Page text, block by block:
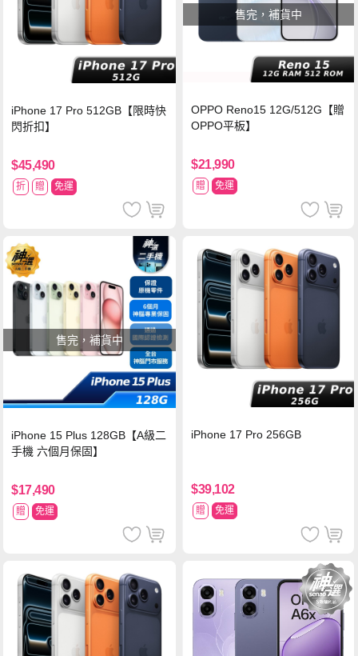
iPhone 17 Pro 512GB【限時快
閃折扣】
$45,490
折 贈 免運
售完，補貨中
OPPO Reno15 12G/512G【贈
OPPO平板】
$21,990
贈 免運
售完，補貨中
iPhone 15 Plus 128GB【A級二
手機 六個月保固】
$17,490
贈 免運
iPhone 17 Pro 256GB
$39,102
贈 免運